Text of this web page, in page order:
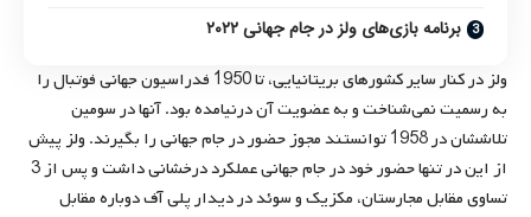
برنامه بازی‌های ولز در جام جهانی ۲۰۲۲
ولز در کنار سایر کشورهای بریتانیایی، تا 1950 فدراسیون جهانی فوتبال را
به رسمیت نمی‌شناخت و به عضویت آن درنیامده بود. آنها در سومین
تلاششان در 1958 توانستند مجوز حضور در جام جهانی را بگیرند. ولز پیش
از این در تنها حضور خود در جام جهانی عملکرد درخشانی داشت و پس از 3
تساوی مقابل مجارستان، مکزیک و سوئد در دیدار پلی آف دوباره مقابل